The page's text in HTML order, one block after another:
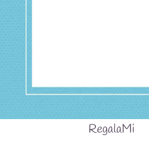
RegalaMi